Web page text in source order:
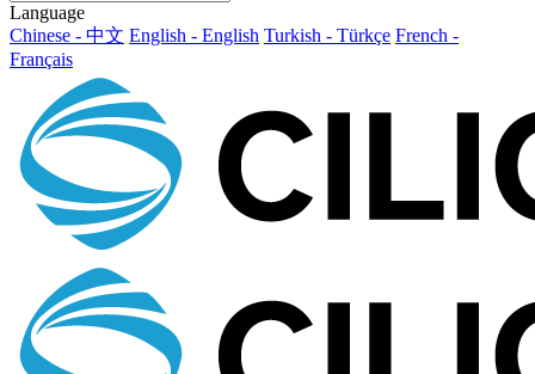
Language
Chinese - 中文 English - English Turkish - Türkçe French -
Français